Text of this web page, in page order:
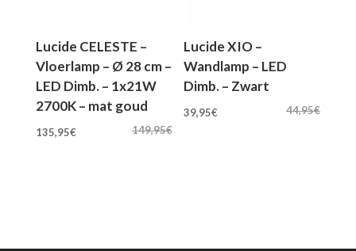
Lucide CELESTE –
Vloerlamp – Ø 28 cm –
LED Dimb. – 1x21W
2700K – mat goud
149,95€
Oorspronkelijke
135,95€Huidige
Lucide XIO –
Wandlamp – LED
Dimb. – Zwart
44,95€
Oorspronkelijke
39,95€